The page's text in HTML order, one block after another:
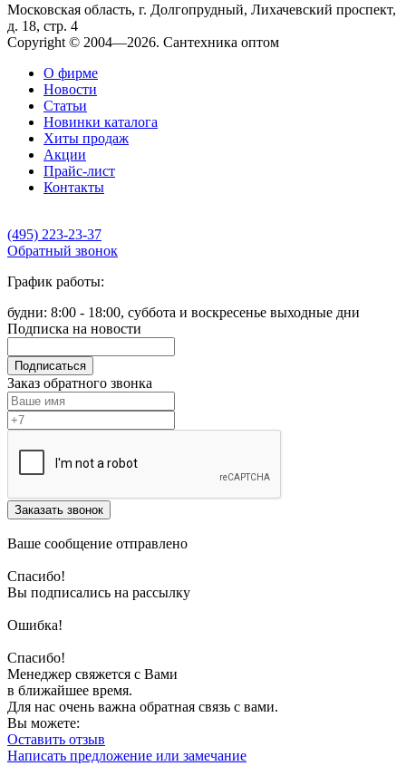
Московская область, г. Долгопрудный, Лихачевский проспект,
д. 18, стр. 4
Copyright © 2004—2026. Сантехника оптом
О фирме
Новости
Статьи
Новинки каталога
Хиты продаж
Акции
Прайс-лист
Контакты
(495) 223-23-37
Обратный звонок
График работы:
будни: 8:00 - 18:00, суббота и воскресенье выходные дни
Подписка на новости
Подписаться
Заказ обратного звонка
Заказать звонок
Ваше сообщение отправлено
Спасибо!
Вы подписались на рассылку
Ошибка!
Спасибо!
Менеджер свяжется с Вами
в ближайшее время.
Для нас очень важна обратная связь с вами.
Вы можете:
Оставить отзыв
Написать предложение или замечание